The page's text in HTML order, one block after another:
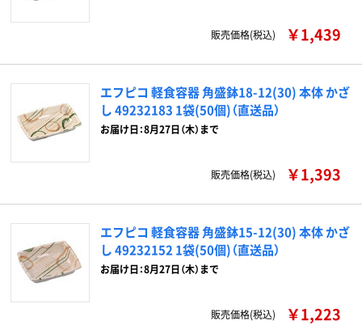
販売価格(税込) ￥1,439
エフピコ 軽食容器 角盛鉢18-12(30) 本体 かざ
し 49232183 1袋(50個)（直送品）
お届け日：8月27日（木）まで
販売価格(税込) ￥1,393
エフピコ 軽食容器 角盛鉢15-12(30) 本体 かざ
し 49232152 1袋(50個)（直送品）
お届け日：8月27日（木）まで
販売価格(税込) ￥1,223